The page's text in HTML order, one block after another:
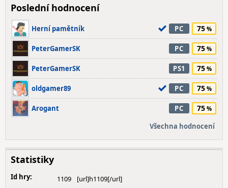
Poslední hodnocení
Herní pamětník PC 75
PeterGamerSK PC 75
PeterGamerSK PS1 75
oldgamer89 PC 75
Arogant PC 75
Všechna hodnocení
Statistiky
Id hry:
1109